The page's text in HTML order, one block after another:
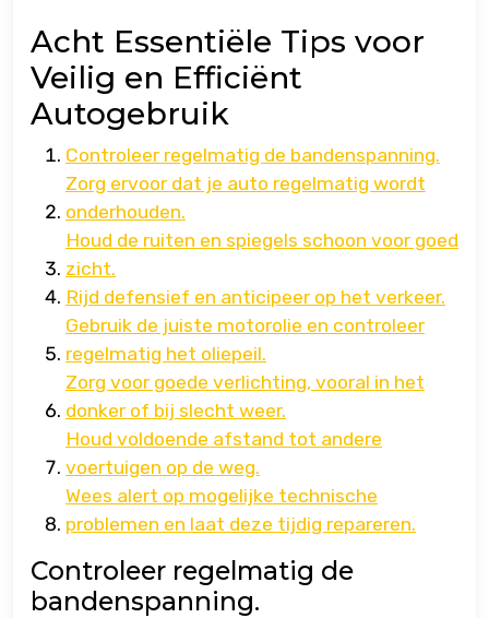
Acht Essentiële Tips voor
Veilig en Efficiënt
Autogebruik
Controleer regelmatig de bandenspanning.
Zorg ervoor dat je auto regelmatig wordt
onderhouden.
Houd de ruiten en spiegels schoon voor goed
zicht.
Rijd defensief en anticipeer op het verkeer.
Gebruik de juiste motorolie en controleer
regelmatig het oliepeil.
Zorg voor goede verlichting, vooral in het
donker of bij slecht weer.
Houd voldoende afstand tot andere
voertuigen op de weg.
Wees alert op mogelijke technische
problemen en laat deze tijdig repareren.
Controleer regelmatig de
bandenspanning.